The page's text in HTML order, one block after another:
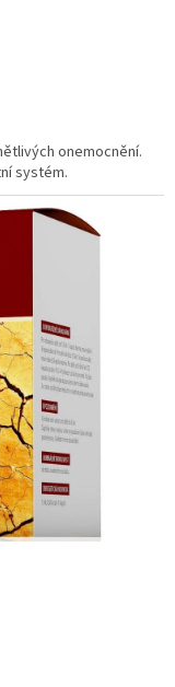
onemocnění.
systém.